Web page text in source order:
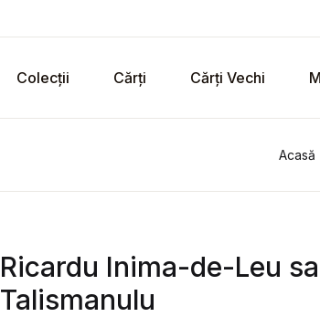
Colecții Cărți Cărți Vechi
Acasă
Ricardu Inima-de-Leu
Talismanulu